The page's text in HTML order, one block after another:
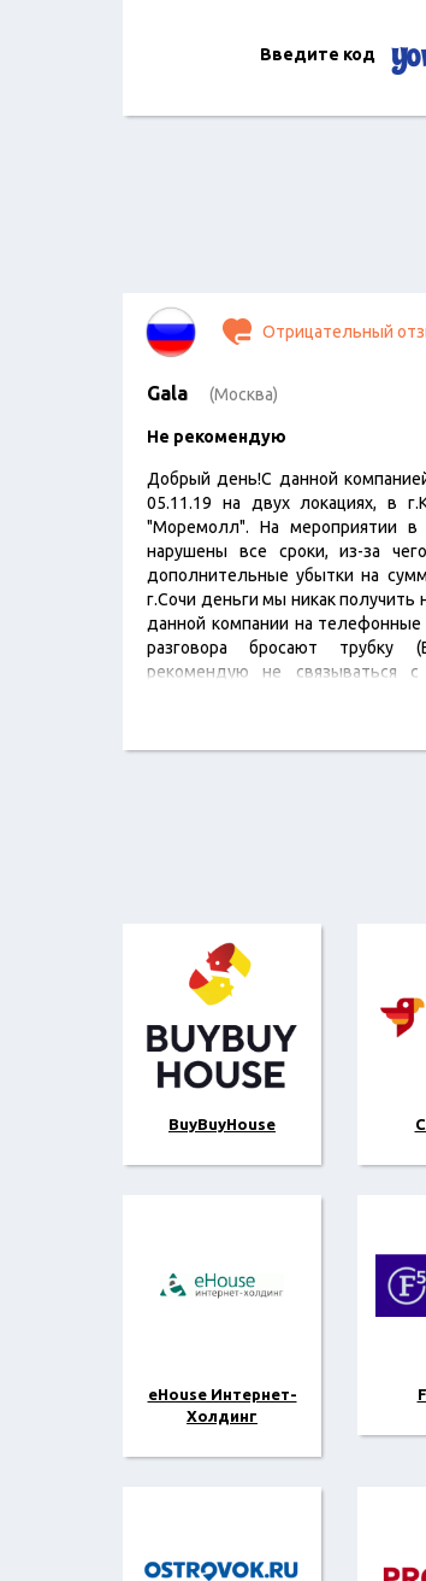
Введите код
Отрицательный
Gala (Москва)
Не рекомендую
Добрый день!С данной
05.11.19 на двух локациях, в
"Моремолл". На мероприятии в
нарушены все сроки, из-за
дополнительные убытки на
г.Сочи деньги мы никак
данной компании на
разговора бросают трубку
рекомендую не связываться
BuyBuyHouse
eHouse Интернет-
Холдинг